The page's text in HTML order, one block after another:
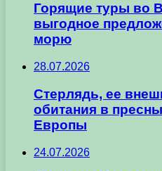
Горящие туры во
выгодное
морю
28.07.2026
Стерлядь, ее
обитания в
Европы
24.07.2026